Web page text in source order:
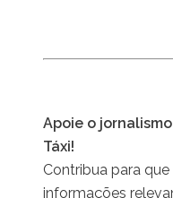
Apoie o
Táxi!
Contribua para
informações